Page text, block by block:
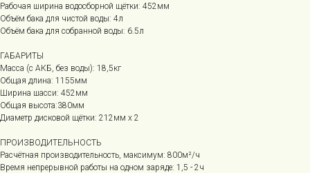
Рабочая ширина водосборной щётки: 452мм
Объём бака для чистой воды: 4л
Объём бака для собранной воды: 6.5л
ГАБАРИТЫ
Масса (с АКБ, без воды): 18,5кг
Общая длина: 1155мм
Ширина шасси: 452мм
Общая высота:380мм
Диаметр дисковой щётки: 212мм х 2
ПРОИЗВОДИТЕЛЬНОСТЬ
Расчётная производительность, максимум: 800м²/ч
Время непрерывной работы на одном заряде: 1,5 - 2ч